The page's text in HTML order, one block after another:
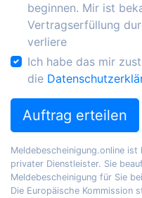
beginnen. Mir ist
Vertragserfüllung
verliere
Ich habe das mir
die
Auftrag erteilen
Meldebescheinigung.online
privater Dienstleister. Sie
Meldebescheinigung für Sie
Die Europäische Kommission